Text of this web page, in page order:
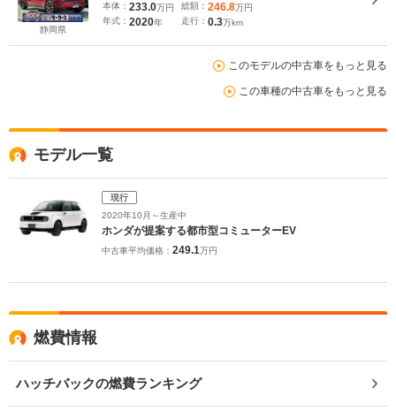
静岡県
本体： 233.0万円
年式： 2020年
総額： 246.8万円
走行： 0.3万km
このモデルの中古車をもっと見る
この車種の中古車をもっと見る
モデル一覧
現行
2020年10月～生産中
ホンダが提案する都市型コミューターEV
中古車平均価格： 249.1万円
燃費情報
ハッチバックの燃費ランキング